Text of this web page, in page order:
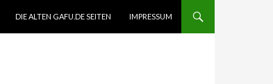
DIE ALTEN GAFU.DE SEITEN IMPRESSUM